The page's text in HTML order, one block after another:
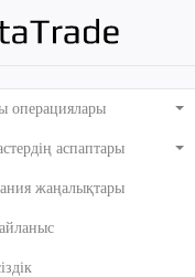
операциялары
аспаптары
жаңалықтары